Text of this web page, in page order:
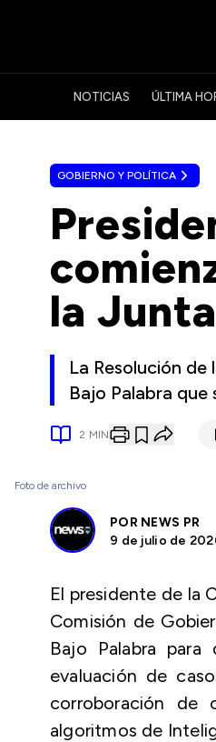
NOTICIAS ÚLTIMA
GOBIERNO Y POLÍTICA
la
La Resolución
Bajo Palabra que
2 MIN
Foto de archivo
POR NEWS PR
9 de julio de
El presidente de la
Comisión de
Bajo Palabra
evaluación de
corroboración de
algoritmos de